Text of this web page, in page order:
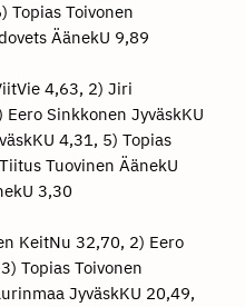
Topias Toivonen
ÄänekU 9,89
4,63, 2) Jiri
Sinkkonen JyväskKU
4,31, 5) Topias
Tuovinen ÄänekU
3,30
KeitNu 32,70, 2) Eero
Topias Toivonen
JyväskKU 20,49,